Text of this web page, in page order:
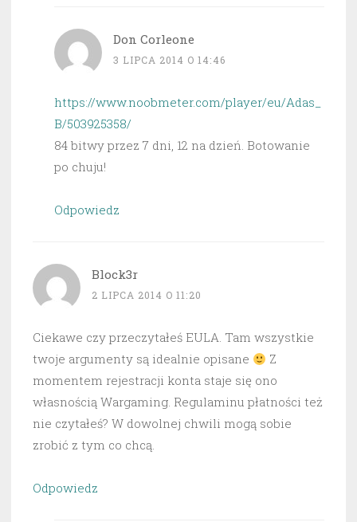
Don Corleone
3 LIPCA 2014 O 14:46
https://www.noobmeter.com/player/eu/Adas_
B/503925358/
84 bitwy przez 7 dni, 12 na dzień. Botowanie
po chuju!
Odpowiedz
Block3r
2 LIPCA 2014 O 11:20
Ciekawe czy przeczytałeś EULA. Tam wszystkie
twoje argumenty są idealnie opisane
Z
momentem rejestracji konta staje się ono
własnością Wargaming. Regulaminu płatności też
nie czytałeś? W dowolnej chwili mogą sobie
zrobić z tym co chcą.
Odpowiedz